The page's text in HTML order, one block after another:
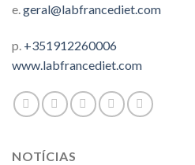
e.geral@labfrancediet.com
p. +351912260006
www.labfrancediet.com
NOTÍCIAS